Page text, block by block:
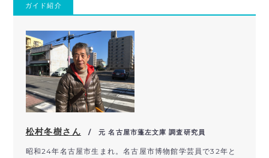
ガイド紹介
松村冬樹さん / 元 名古屋市蓬左文庫 調査研究員
昭和24年名古屋市生まれ。名古屋市博物館学芸員で32年と